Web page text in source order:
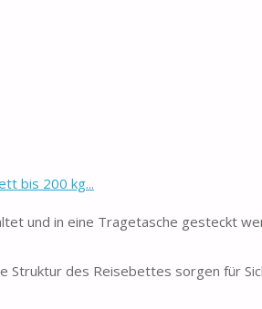
bis 200 kg...
und in eine Tragetasche gesteckt
Struktur des Reisebettes sorgen für